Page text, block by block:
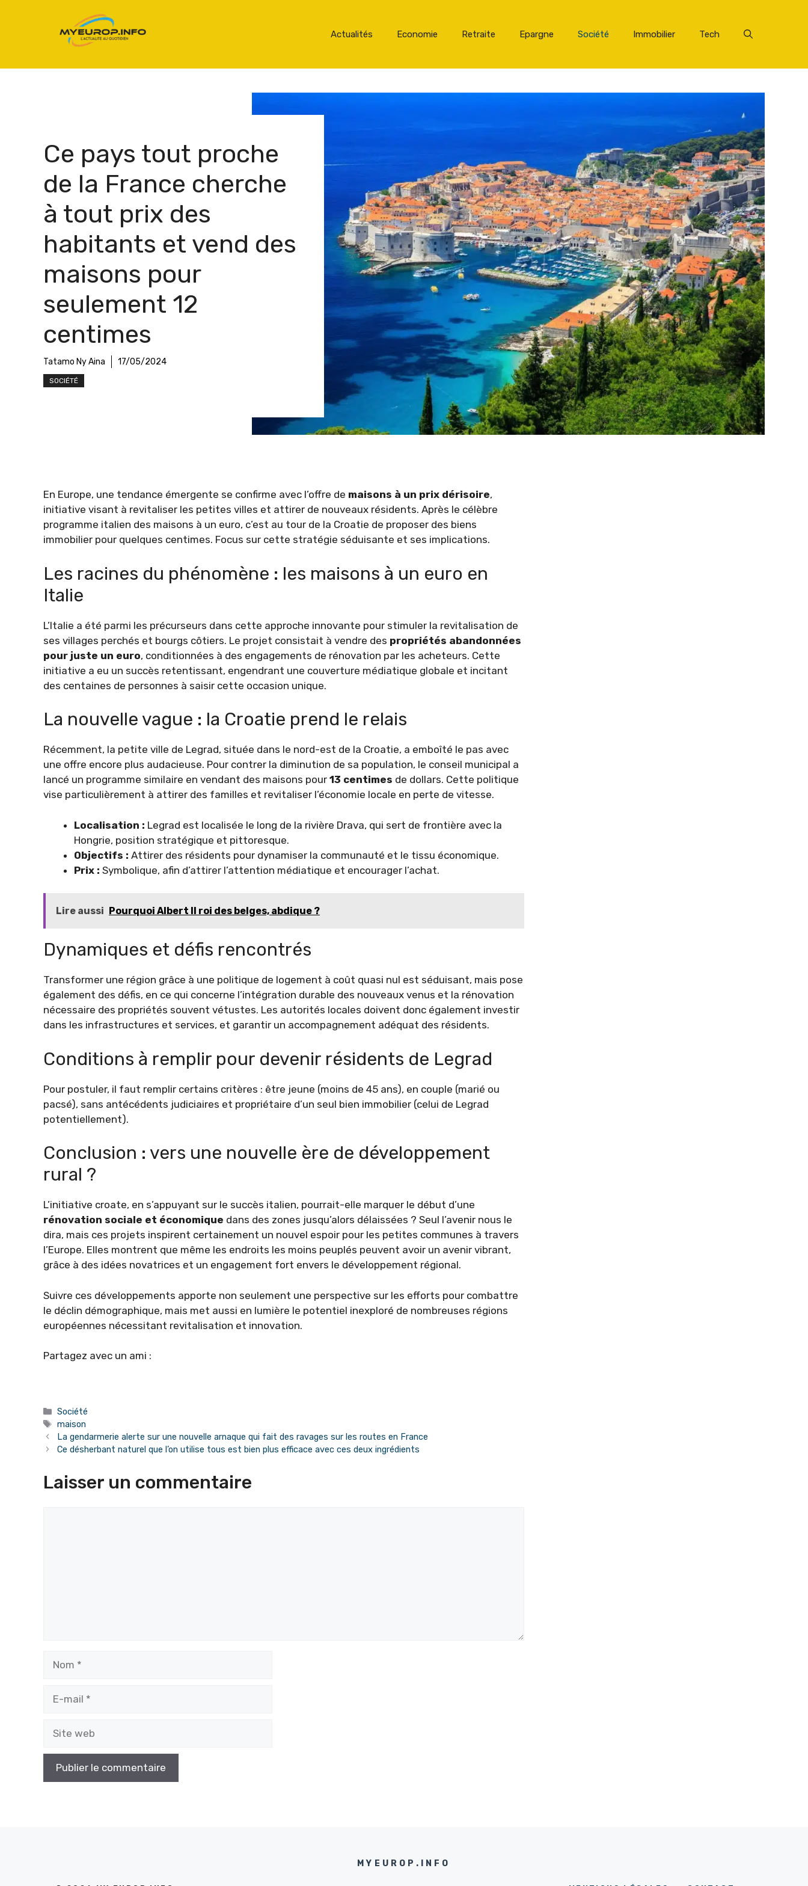
Actualités Economie Retraite Epargne Société Immobilier Tech
Ce pays tout proche
de la France cherche
à tout prix des
habitants et vend des
maisons pour
seulement 12
centimes
Tatamo Ny Aina 17/05/2024
SOCIÉTÉ
En Europe, une tendance émergente se confirme avec l’offre de maisons à un prix dérisoire,
initiative visant à revitaliser les petites villes et attirer de nouveaux résidents. Après le célèbre
programme italien des maisons à un euro, c’est au tour de la Croatie de proposer des biens
immobilier pour quelques centimes. Focus sur cette stratégie séduisante et ses implications.
Les racines du phénomène : les maisons à un euro en
Italie
L’Italie a été parmi les précurseurs dans cette approche innovante pour stimuler la revitalisation de
ses villages perchés et bourgs côtiers. Le projet consistait à vendre des propriétés abandonnées
pour juste un euro, conditionnées à des engagements de rénovation par les acheteurs. Cette
initiative a eu un succès retentissant, engendrant une couverture médiatique globale et incitant
des centaines de personnes à saisir cette occasion unique.
La nouvelle vague : la Croatie prend le relais
Récemment, la petite ville de Legrad, située dans le nord-est de la Croatie, a emboîté le pas avec
une offre encore plus audacieuse. Pour contrer la diminution de sa population, le conseil municipal a
lancé un programme similaire en vendant des maisons pour 13 centimes de dollars. Cette politique
vise particulièrement à attirer des familles et revitaliser l’économie locale en perte de vitesse.
Localisation : Legrad est localisée le long de la rivière Drava, qui sert de frontière avec la
Hongrie, position stratégique et pittoresque.
Objectifs : Attirer des résidents pour dynamiser la communauté et le tissu économique.
Prix : Symbolique, afin d’attirer l’attention médiatique et encourager l’achat.
Lire aussi Pourquoi Albert II roi des belges, abdique ?
Dynamiques et défis rencontrés
Transformer une région grâce à une politique de logement à coût quasi nul est séduisant, mais pose
également des défis, en ce qui concerne l’intégration durable des nouveaux venus et la rénovation
nécessaire des propriétés souvent vétustes. Les autorités locales doivent donc également investir
dans les infrastructures et services, et garantir un accompagnement adéquat des résidents.
Conditions à remplir pour devenir résidents de Legrad
Pour postuler, il faut remplir certains critères : être jeune (moins de 45 ans), en couple (marié ou
pacsé), sans antécédents judiciaires et propriétaire d’un seul bien immobilier (celui de Legrad
potentiellement).
Conclusion : vers une nouvelle ère de développement
rural ?
L’initiative croate, en s’appuyant sur le succès italien, pourrait-elle marquer le début d’une
rénovation sociale et économique dans des zones jusqu’alors délaissées ? Seul l’avenir nous le
dira, mais ces projets inspirent certainement un nouvel espoir pour les petites communes à travers
l’Europe. Elles montrent que même les endroits les moins peuplés peuvent avoir un avenir vibrant,
grâce à des idées novatrices et un engagement fort envers le développement régional.
Suivre ces développements apporte non seulement une perspective sur les efforts pour combattre
le déclin démographique, mais met aussi en lumière le potentiel inexploré de nombreuses régions
européennes nécessitant revitalisation et innovation.
Partagez avec un ami :
Catégories
Société
Étiquettes
maison
La gendarmerie alerte sur une nouvelle arnaque qui fait des ravages sur les routes en France
Ce désherbant naturel que l’on utilise tous est bien plus efficace avec ces deux ingrédients
Laisser un commentaire
mail
web
MYEUROP.INFO